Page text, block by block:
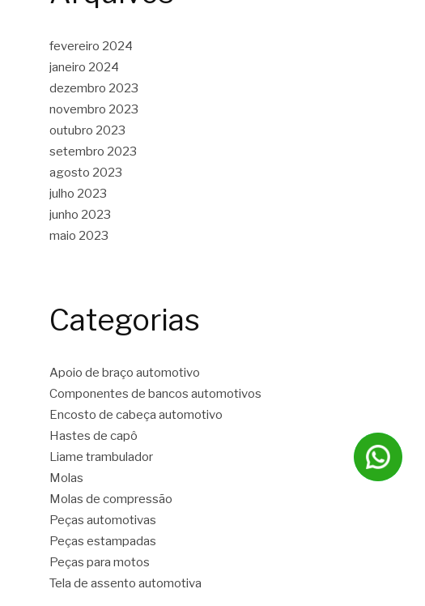
fevereiro 2024
janeiro 2024
dezembro 2023
novembro 2023
outubro 2023
setembro 2023
agosto 2023
julho 2023
junho 2023
maio 2023
Categorias
Apoio de braço automotivo
Componentes de bancos automotivos
Encosto de cabeça automotivo
Hastes de capô
Liame trambulador
Molas
Molas de compressão
Peças automotivas
Peças estampadas
Peças para motos
Tela de assento automotiva